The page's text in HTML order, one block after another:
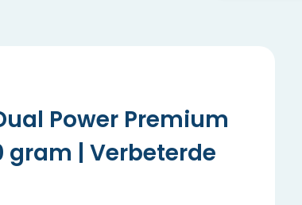
Power Premium
gram | Verbeterde